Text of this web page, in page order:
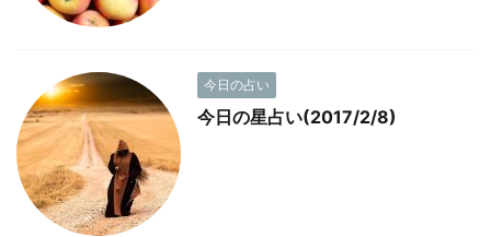
今日の占い
今日の星占い(2017/2/8)